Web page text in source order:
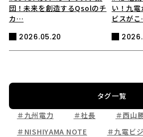
団！未来を創造するQsolのチ
カ…
2026.05.20
い！九
ビスが
タグ一覧
＃九州電力
＃社長
＃西山
＃NISHIYAMA NOTE
＃九電ビ